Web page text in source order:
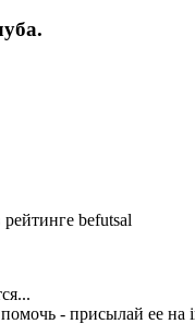
.
befutsal
- присылай ее на